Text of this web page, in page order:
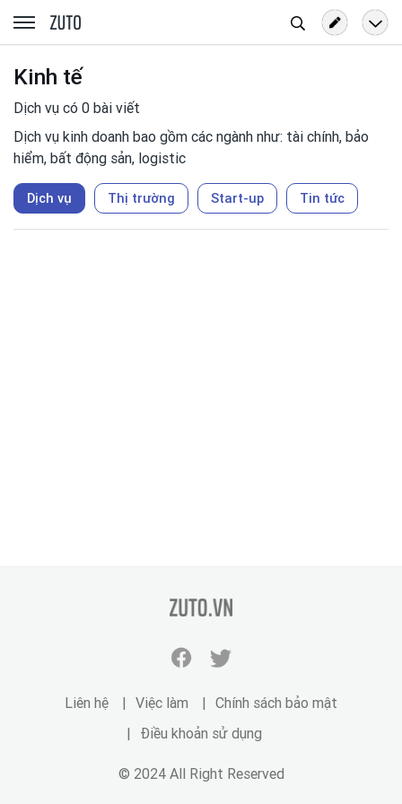
zuto.vn
kiếm
Kinh tế
Dịch vụ có 0 bài viết
Dịch vụ kinh doanh bao gồm các ngành như: tài chính, bảo
hiểm, bất động sản, logistic
Dịch vụ Thị trường Start-up Tin tức
zuto.vn
© 2024 All Right Reserved
Liên hệ Việc làm
Chính sách bảo mật
Điều khoản sử dụng
Facebook
zuto.vn
Twitter
zuto.vn